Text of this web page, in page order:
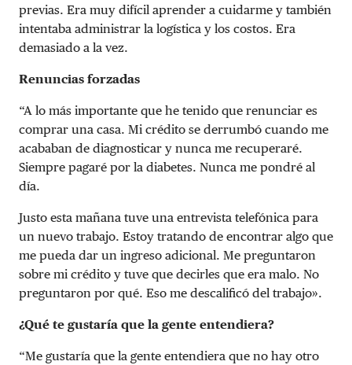
previas. Era muy difícil aprender a cuidarme y también
intentaba administrar la logística y los costos. Era
demasiado a la vez.
Renuncias forzadas
“A lo más importante que he tenido que renunciar es
comprar una casa. Mi crédito se derrumbó cuando me
acababan de diagnosticar y nunca me recuperaré.
Siempre pagaré por la diabetes. Nunca me pondré al
día.
Justo esta mañana tuve una entrevista telefónica para
un nuevo trabajo. Estoy tratando de encontrar algo que
me pueda dar un ingreso adicional. Me preguntaron
sobre mi crédito y tuve que decirles que era malo. No
preguntaron por qué. Eso me descalificó del trabajo».
¿Qué te gustaría que la gente entendiera?
“Me gustaría que la gente entendiera que no hay otro